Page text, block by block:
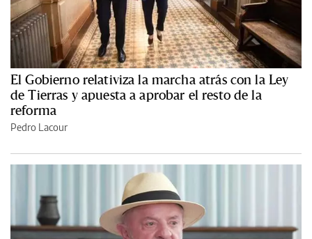
El Gobierno relativiza la marcha atrás con la Ley
de Tierras y apuesta a aprobar el resto de la
reforma
Pedro Lacour